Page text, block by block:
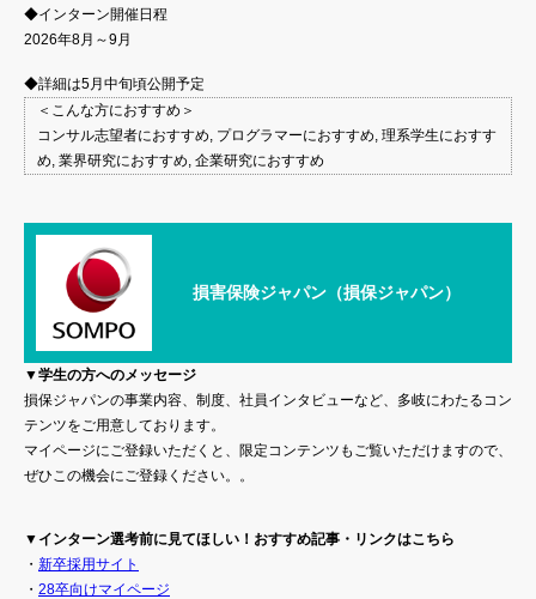
◆インターン開催日程
2026年8月～9月
◆詳細は5月中旬頃公開予定
＜こんな方におすすめ＞
コンサル志望者におすすめ, プログラマーにおすすめ, 理系学生におすす
め, 業界研究におすすめ, 企業研究におすすめ
損害保険ジャパン（損保ジャパン）
▼学生の方へのメッセージ
損保ジャパンの事業内容、制度、社員インタビューなど、多岐にわたるコン
テンツをご用意しております。
マイページにご登録いただくと、限定コンテンツもご覧いただけますので、
ぜひこの機会にご登録ください。。
▼インターン選考前に見てほしい！おすすめ記事・リンクはこちら
・ 新卒採用サイト
・ 28卒向けマイページ